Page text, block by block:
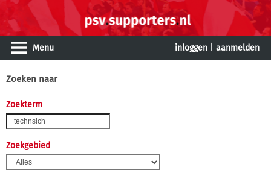
Menu inloggen aanmelden
Zoeken naar
Zoekterm
Zoekgebied